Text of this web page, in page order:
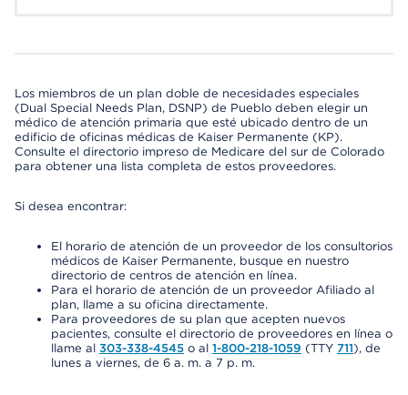
Los miembros de un plan doble de necesidades especiales
(Dual Special Needs Plan, DSNP) de Pueblo deben elegir un
médico de atención primaria que esté ubicado dentro de un
edificio de oficinas médicas de Kaiser Permanente (KP).
Consulte el directorio impreso de Medicare del sur de Colorado
para obtener una lista completa de estos proveedores.
Si desea encontrar:
El horario de atención de un proveedor de los consultorios
médicos de Kaiser Permanente, busque en nuestro
directorio de centros de atención en línea.
Para el horario de atención de un proveedor Afiliado al
plan, llame a su oficina directamente.
Para proveedores de su plan que acepten nuevos
pacientes, consulte el directorio de proveedores en línea o
llame al 303-338-4545 o al 1-800-218-1059 (TTY 711), de
lunes a viernes, de 6 a. m. a 7 p. m.